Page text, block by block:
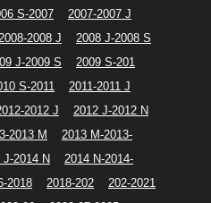
S-2007
2007-2007 J
2008 J
2008 J-2008 S
J-2009 S
2009 S-201
S-2011
2011-2011 J
2012 J
2012 J-2012 N
2013 M
2013 M-2013-
J-2014 N
2014 N-2014-
2018 2018-202
202-2021